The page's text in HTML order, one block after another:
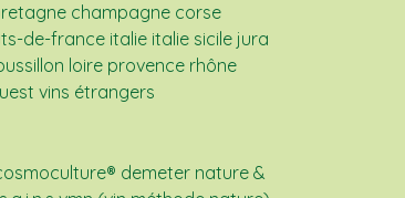
champagne corse
de-france italie italie sicile jura
loire provence rhône
vins étrangers
demeter nature &